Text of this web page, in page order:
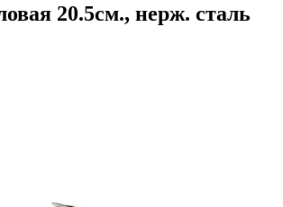
20.5см., нерж. сталь